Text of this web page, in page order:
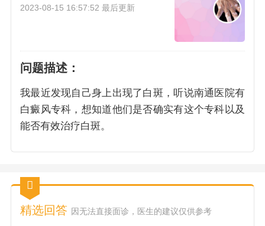
2023-08-15 16:57:52 最后更新
问题描述：
我最近发现自己身上出现了白斑，听说南通医院有
白癜风专科，想知道他们是否确实有这个专科以及
能否有效治疗白斑。
精选回答 因无法直接面诊，医生的建议仅供参考